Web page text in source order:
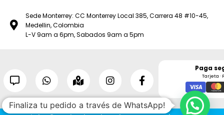
Sede Monterrey: CC Monterrey Local 385, Carrera 48 #10-45,
Medellin, Colombia
L-V 9am a 6pm, Sabados 9am a 5pm
Paga
Tarjeta ·
Finaliza tu pedido a través de WhatsApp!